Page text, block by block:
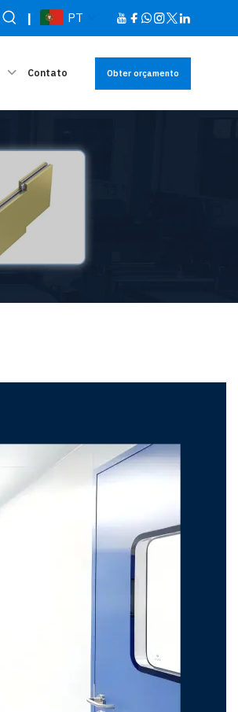
| PT
Contato Obter orçamento